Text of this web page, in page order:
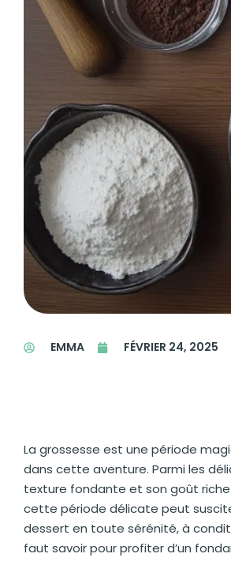
EMMA FÉVRIER 24, 2025
La grossesse est une période
dans cette aventure. Parmi les
texture fondante et son goût
cette période délicate peut
dessert en toute sérénité, à
faut savoir pour profiter d’un